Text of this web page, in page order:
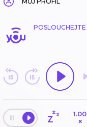
POSLOUCHEJTE
1.00
×